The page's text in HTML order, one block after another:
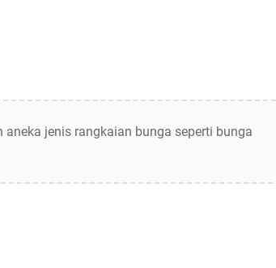
jenis rangkaian bunga seperti bunga